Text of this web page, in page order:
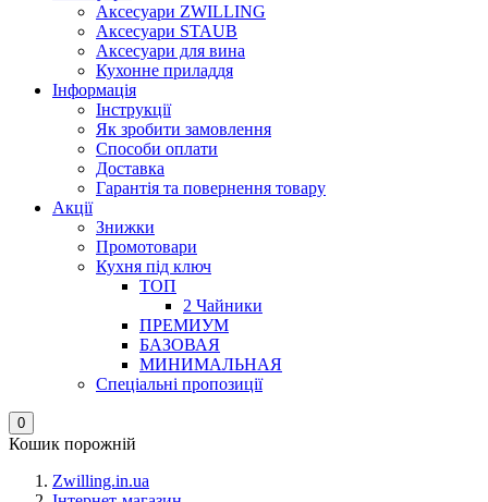
Аксесуари ZWILLING
Аксесуари STAUB
Аксесуари для вина
Кухонне приладдя
Інформація
Інструкції
Як зробити замовлення
Способи оплати
Доставка
Гарантія та повернення товару
Акції
Знижки
Промотовари
Кухня під ключ
ТОП
2 Чайники
ПРЕМИУМ
БАЗОВАЯ
МИНИМАЛЬНАЯ
Спеціальні пропозиції
0
Кошик порожній
Zwilling.in.ua